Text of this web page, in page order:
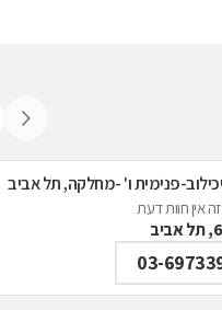
פנימית ו' -מחלקה, תל אביב
אין חוות דעת
03-